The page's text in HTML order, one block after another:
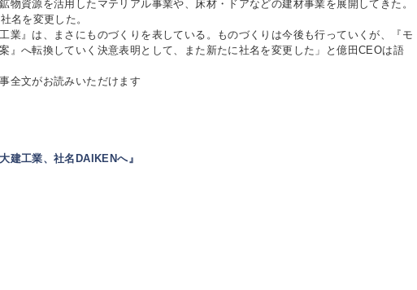
物資源を活用したマテリアル事業や、床材・ドアなどの建材事業を展開してきた。
名を変更した。
業』は、まさにものづくりを表している。ものづくりは今後も行っていくが、『モ
』へ転換していく決意表明として、また新たに社名を変更した」と億田CEOは語
全文がお読みいただけます
大建工業、社名DAIKENへ』